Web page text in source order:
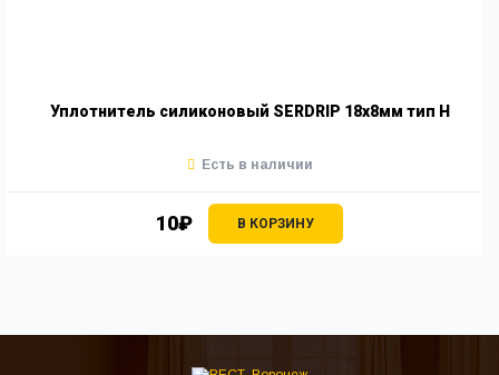
Уплотнитель силиконовый SERDRIP 18х8мм тип Н
10₽ В КОРЗИНУ
Есть в наличии